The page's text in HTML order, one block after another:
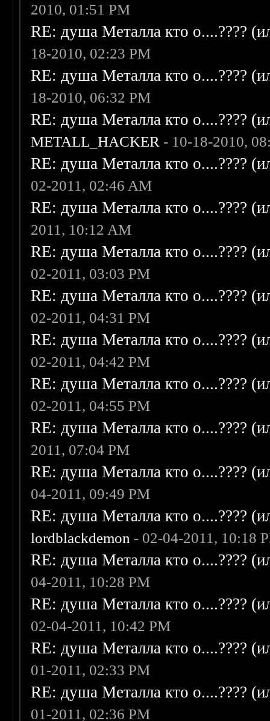
2010, 01:51 PM
RE: душа Металла кто о....????
18-2010, 02:23 PM
RE: душа Металла кто о....????
18-2010, 06:32 PM
RE: душа Металла кто о....????
METALL_HACKER - 10-18-2010,
RE: душа Металла кто о....????
02-2011, 02:46 AM
RE: душа Металла кто о....????
2011, 10:12 AM
RE: душа Металла кто о....????
02-2011, 03:03 PM
RE: душа Металла кто о....????
02-2011, 04:31 PM
RE: душа Металла кто о....????
02-2011, 04:42 PM
RE: душа Металла кто о....????
02-2011, 04:55 PM
RE: душа Металла кто о....????
2011, 07:04 PM
RE: душа Металла кто о....????
04-2011, 09:49 PM
RE: душа Металла кто о....????
lordblackdemon - 02-04-2011, 10:18
RE: душа Металла кто о....????
04-2011, 10:28 PM
RE: душа Металла кто о....????
02-04-2011, 10:42 PM
RE: душа Металла кто о....????
01-2011, 02:33 PM
RE: душа Металла кто о....????
01-2011, 02:36 PM